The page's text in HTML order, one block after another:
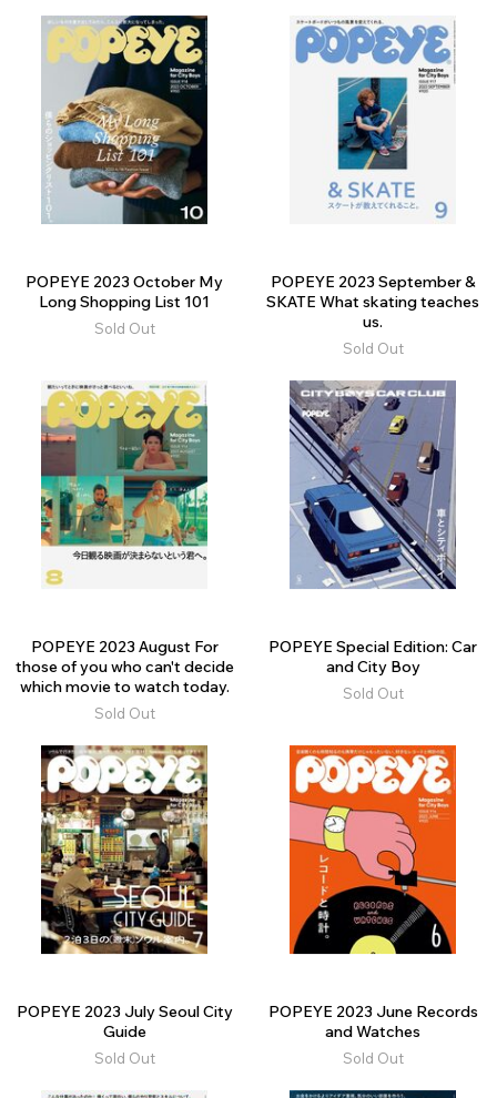
POPEYE 2023 October My
Long Shopping List 101
Sold Out
POPEYE 2023 September &
SKATE What skating teaches
us.
Sold Out
POPEYE 2023 August For
those of you who can't decide
which movie to watch today.
Sold Out
POPEYE Special Edition: Car
and City Boy
Sold Out
POPEYE 2023 July Seoul City
Guide
Sold Out
POPEYE 2023 June Records
and Watches
Sold Out